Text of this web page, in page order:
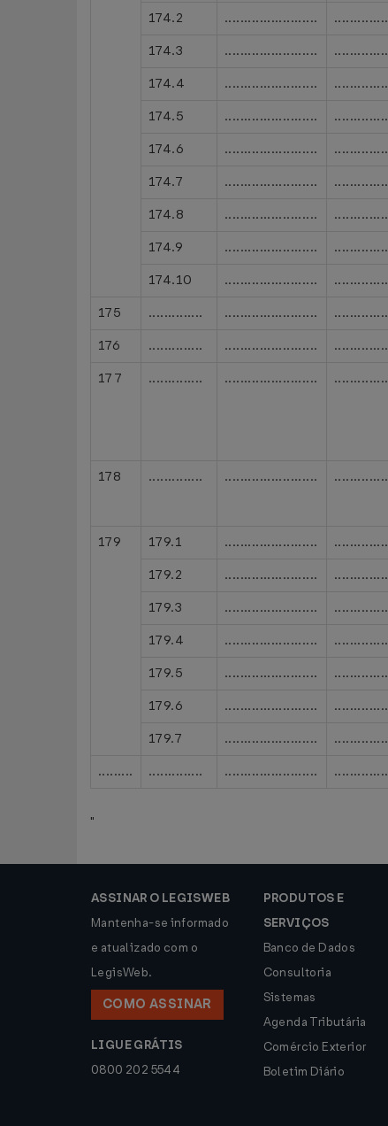
174.2
........................
..............
174.3
........................
..............
174.4
........................ ..............
174.5
........................
..............
174.6
........................
..............
174.7
........................
..............
174.8
........................ ..............
174.9
........................
..............
174.10
........................
..............
175
.............. ........................ ..............
176
.............. ........................ ..............
177
.............. ........................ ..............
178
.............. ........................ ..............
179
179.1 ........................ ..............
179.2
........................
..............
179.3
........................
..............
179.4
........................
..............
179.5
........................
..............
179.6
........................
..............
179.7
........................
..............
.........
.............. ........................ ..............
"
ASSINAR O LEGISWEB
Mantenha-se informado
e atualizado com o
LegisWeb.
COMO ASSINAR
LIGUE GRÁTIS
0800 202 5544
PRODUTOS E
SERVIÇOS
Banco de Dados
Consultoria
Sistemas
Agenda Tributária
Comércio Exterior
Boletim Diário